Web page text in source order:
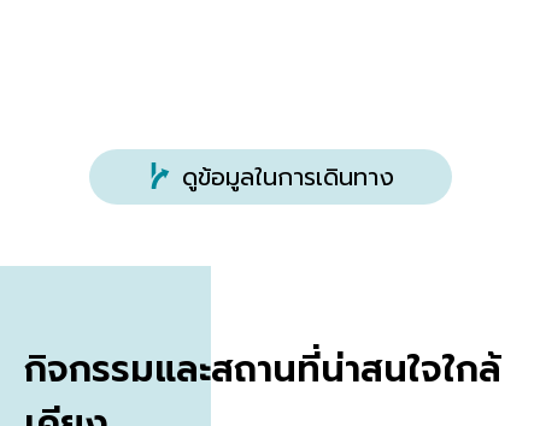
ดูข้อมูลในการเดินทาง
กิจกรรมและสถานที่น่าสนใจใกล้